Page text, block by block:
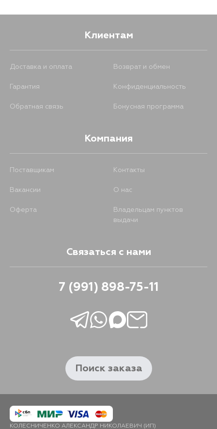
Клиентам
Доставка и оплата Возврат и обмен
Гарантия Конфиденциальность
Обратная связь Бонусная программа
Компания
Поставщикам Контакты
Вакансии О нас
Оферта
Владельцам пунктов
выдачи
Связаться с нами
7 (991) 898-75-11
Поиск заказа
КОЛЕСНИЧЕНКО АЛЕКСАНДР НИКОЛАЕВИЧ (ИП)